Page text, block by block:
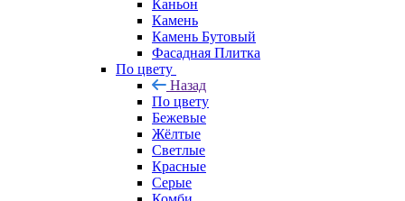
Каньон
Камень
Камень Бутовый
Фасадная Плитка
По цвету
Назад
По цвету
Бежевые
Жёлтые
Светлые
Красные
Серые